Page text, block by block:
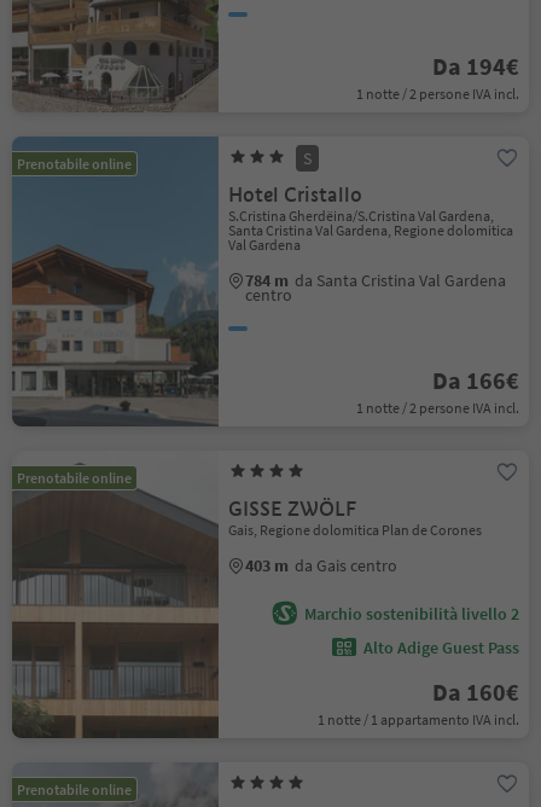
Da 194€
1 notte / 2 persone IVA incl.
Prenotabile online S
Hotel Cristallo
S.Cristina Gherdëina/S.Cristina Val Gardena,
Santa Cristina Val Gardena, Regione dolomitica
Val Gardena
784 m da Santa Cristina Val Gardena
centro
Da 166€
1 notte / 2 persone IVA incl.
Prenotabile online
GISSE ZWÖLF
Gais, Regione dolomitica Plan de Corones
403 m da Gais centro
Marchio sostenibilità livello 2
Alto Adige Guest Pass
Da 160€
1 notte / 1 appartamento IVA incl.
Prenotabile online